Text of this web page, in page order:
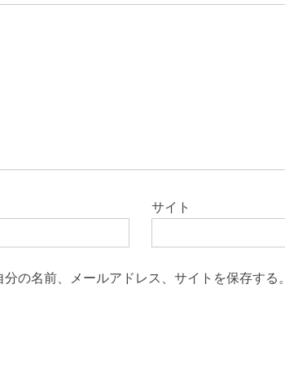
サイト
の名前、メールアドレス、サイトを保存する。